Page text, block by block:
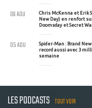
Chris McKenna et Erik
New Day) en renfort
Doomsday et Secret
06 AOU
Spider-Man : Brand
record aussi avec 3
semaine
05 AOU
LES PODCASTS TOUT VOIR